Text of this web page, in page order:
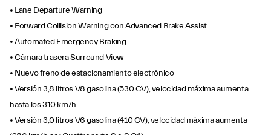
• Lane Departure Warning
• Forward Collision Warning con Advanced Brake Assist
• Automated Emergency Braking
• Cámara trasera Surround View
• Nuevo freno de estacionamiento electrónico
• Versión 3,8 litros V8 gasolina (530 CV), velocidad máxima aumenta
hasta los 310 km/h
• Versión 3,0 litros V6 gasolina (410 CV), velocidad máxima aumenta